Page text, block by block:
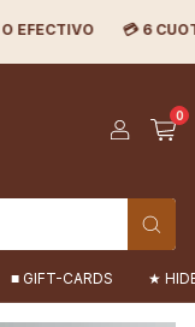
💳 6 CUOTAS SIN
0
■ GIFT-CARDS ★